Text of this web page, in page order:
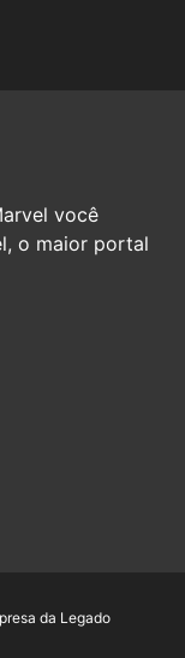
você
o maior portal
da Legado